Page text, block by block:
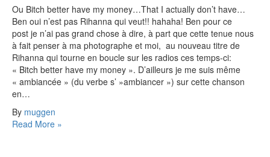
Ou Bitch better have my money…That I actually don’t have…
Ben oui n’est pas Rihanna qui veut!! hahaha! Ben pour ce
post je n’ai pas grand chose à dire, à part que cette tenue nous
à fait penser à ma photographe et moi, au nouveau titre de
Rihanna qui tourne en boucle sur les radios ces temps-ci:
« Bitch better have my money ». D’ailleurs je me suis même
« ambiancée » (du verbe s’ »ambiancer ») sur cette chanson
en…
By muggen
Read More »